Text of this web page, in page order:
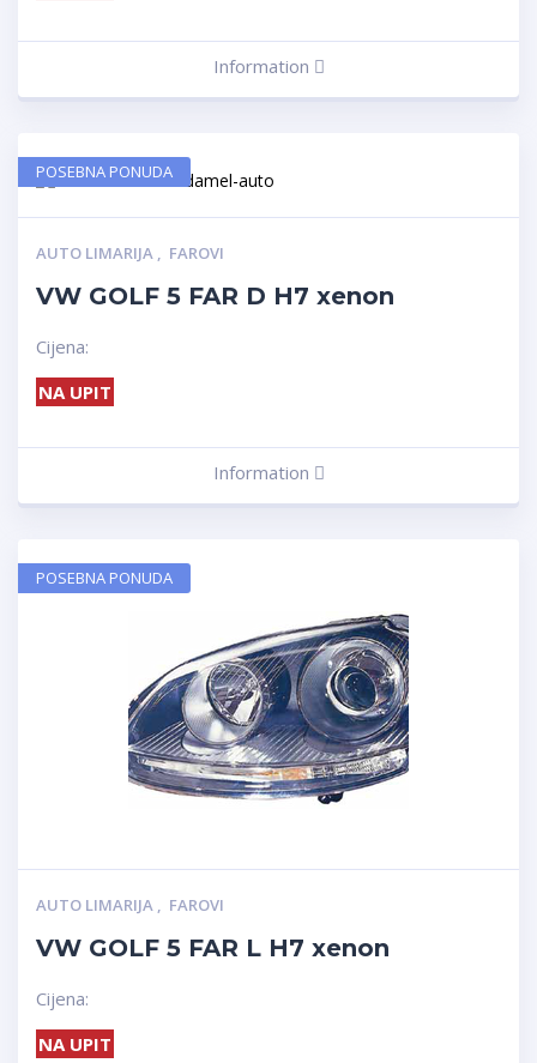
Information
AUTO LIMARIJA , FAROVI
VW GOLF 5 FAR D H7 xenon
Cijena:
NA UPIT
Information
POSEBNA PONUDA
AUTO LIMARIJA , FAROVI
VW GOLF 5 FAR L H7 xenon
Cijena:
NA UPIT
POSEBNA PONUDA